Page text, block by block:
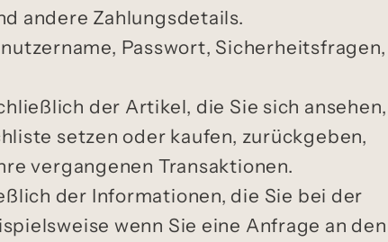
andere Zahlungsdetails.
Passwort, Sicherheitsfragen,
der Artikel, die Sie sich
setzen oder kaufen, zurückgeben,
vergangenen Transaktionen.
der Informationen, die Sie bei der
wenn Sie eine Anfrage an den